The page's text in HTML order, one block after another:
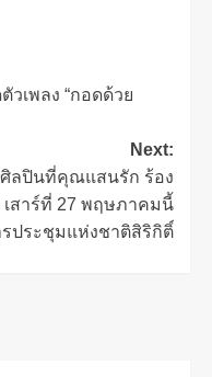
วเพลง “กอดด้วย
Next:
ศิลปินที่คุณแสนรัก ร้อง
สาร์ที่ 27 พฤษภาคมนี้
ประชุมแห่งชาติสิริกิติ์